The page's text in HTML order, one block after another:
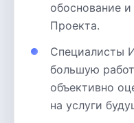
обоснование
Проекта.
Специалисты
большую
объективно
на услуги